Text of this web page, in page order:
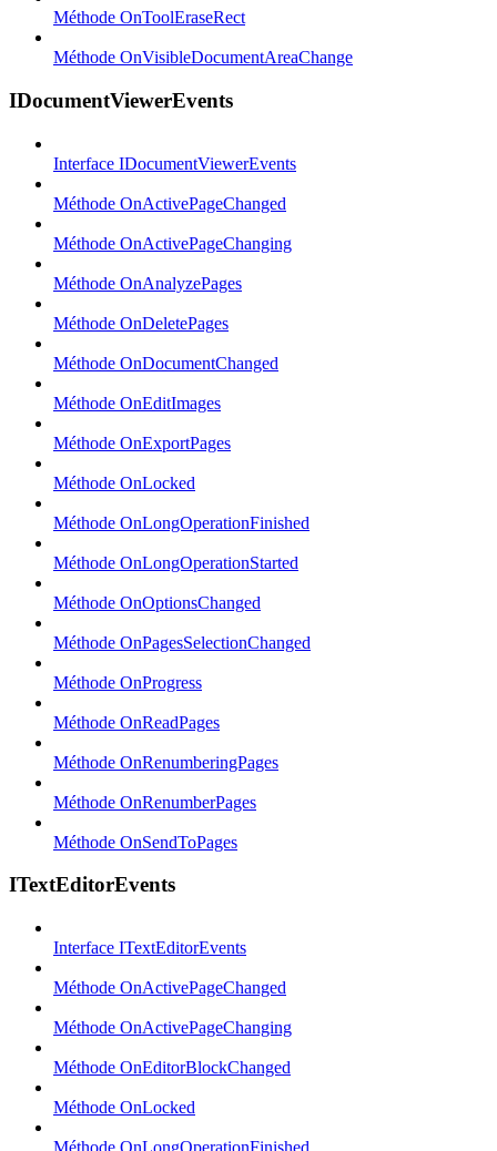
Méthode OnToolEraseRect
Méthode OnVisibleDocumentAreaChange
IDocumentViewerEvents
Interface IDocumentViewerEvents
Méthode OnActivePageChanged
Méthode OnActivePageChanging
Méthode OnAnalyzePages
Méthode OnDeletePages
Méthode OnDocumentChanged
Méthode OnEditImages
Méthode OnExportPages
Méthode OnLocked
Méthode OnLongOperationFinished
Méthode OnLongOperationStarted
Méthode OnOptionsChanged
Méthode OnPagesSelectionChanged
Méthode OnProgress
Méthode OnReadPages
Méthode OnRenumberingPages
Méthode OnRenumberPages
Méthode OnSendToPages
ITextEditorEvents
Interface ITextEditorEvents
Méthode OnActivePageChanged
Méthode OnActivePageChanging
Méthode OnEditorBlockChanged
Méthode OnLocked